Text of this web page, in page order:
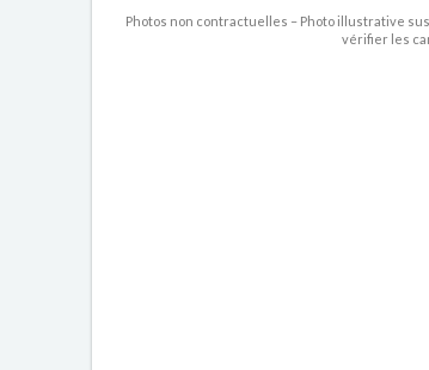
Photos non contractuelles – Photo illustrative
vérifier les